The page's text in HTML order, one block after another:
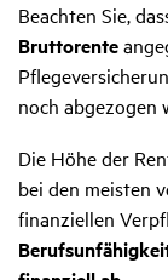
Beachten Sie,
Bruttorente
noch abgezogen
Die Höhe der
bei den meisten
finanziellen